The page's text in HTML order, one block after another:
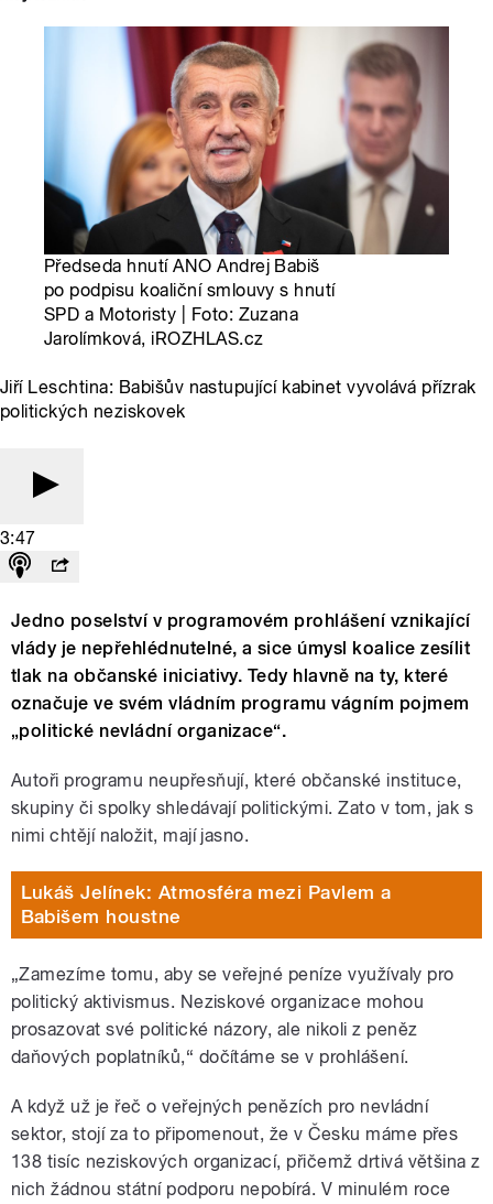
Předseda hnutí ANO Andrej Babiš
po podpisu koaliční smlouvy s hnutí
SPD a Motoristy | Foto: Zuzana
Jarolímková, iROZHLAS.cz
Jiří Leschtina: Babišův nastupující kabinet vyvolává přízrak
politických neziskovek
3:47
Jedno poselství v programovém prohlášení vznikající
vlády je nepřehlédnutelné, a sice úmysl koalice zesílit
tlak na občanské iniciativy. Tedy hlavně na ty, které
označuje ve svém vládním programu vágním pojmem
„politické nevládní organizace“.
Autoři programu neupřesňují, které občanské instituce,
skupiny či spolky shledávají politickými. Zato v tom, jak s
nimi chtějí naložit, mají jasno.
Lukáš Jelínek: Atmosféra mezi Pavlem a
Babišem houstne
„Zamezíme tomu, aby se veřejné peníze využívaly pro
politický aktivismus. Neziskové organizace mohou
prosazovat své politické názory, ale nikoli z peněz
daňových poplatníků,“ dočítáme se v prohlášení.
A když už je řeč o veřejných penězích pro nevládní
sektor, stojí za to připomenout, že v Česku máme přes
138 tisíc neziskových organizací, přičemž drtivá většina z
nich žádnou státní podporu nepobírá. V minulém roce